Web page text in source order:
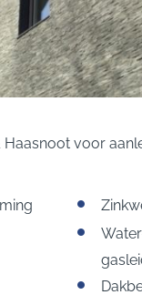
Haasnoot voor